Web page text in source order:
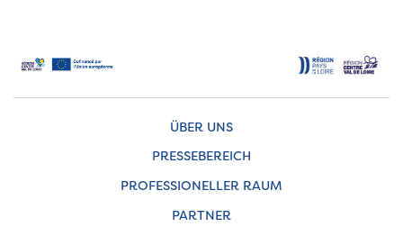
ÜBER UNS
PRESSEBEREICH
PROFESSIONELLER RAUM
PARTNER